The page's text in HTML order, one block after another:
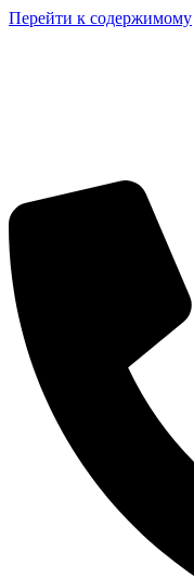
Перейти к содержимому